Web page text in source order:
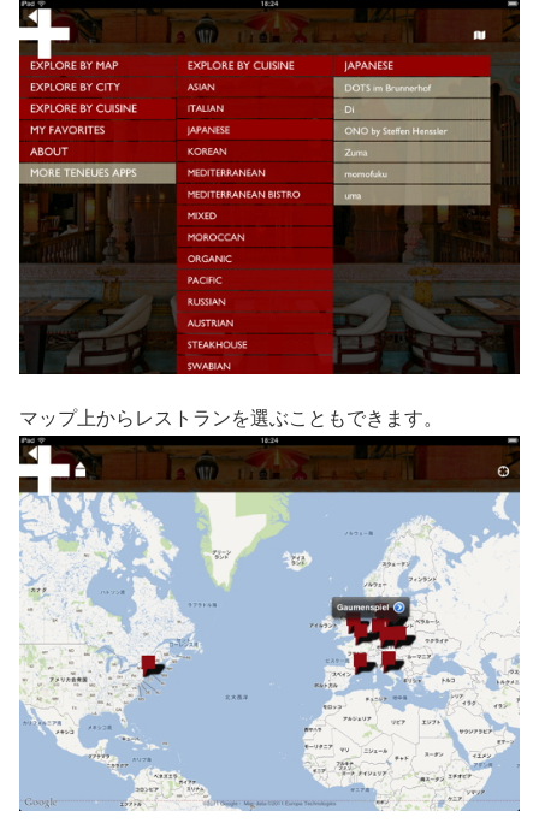
マップ上からレストランを選ぶこともできます。